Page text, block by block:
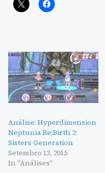
Análise: Hyperdimension
Neptunia Re;Birth 2:
Sisters Generation
Setembro 13, 2015
In "Análises"